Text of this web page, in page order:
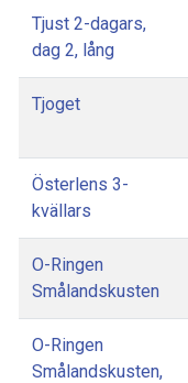
Tjust 2-dagars,
dag 2, lång
Tjoget
Österlens 3-
kvällars
O-Ringen
Smålandskusten
O-Ringen
Smålandskusten,